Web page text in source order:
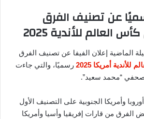
عن تصنيف الفرق
العالم للأندية 2025
الماضية إعلان الفيفا عن تصنيف الفرق
للأندية أمريكا 2025
رسميًا، والتي جاءت
“محمد سعيد”.
وأمريكا الجنوبية على التصنيف الأول
الفرق من قارات إفريقيا وأسيا وأمريكا